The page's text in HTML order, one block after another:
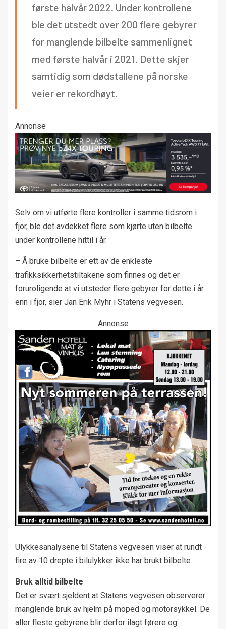
første halvår 2022. Under kontrollene
ble det utstedt over 200 flere gebyrer
for manglende bilbelte sammenlignet
med første halvår i 2021. Dette skjer
samtidig som dødstallene på norske
veier er rekordhøyt.
Annonse
Selv om vi utførte flere kontroller i samme tidsrom i
fjor, ble det avdekket flere som kjørte uten bilbelte
under kontrollene hittil i år.
– Å bruke bilbelte er ett av de enkleste
trafikksikkerhetstiltakene som finnes og det er
foruroligende at vi utsteder flere gebyrer for dette i år
enn i fjor, sier Jan Erik Myhr i Statens vegvesen.
Annonse
Ulykkesanalysene til Statens vegvesen viser at rundt
fire av 10 drepte i bilulykker ikke har brukt bilbelte.
Bruk alltid bilbelte
Det er svært sjeldent at Statens vegvesen observerer
manglende bruk av hjelm på moped og motorsykkel. De
aller fleste gebyrene blir derfor ilagt førere og